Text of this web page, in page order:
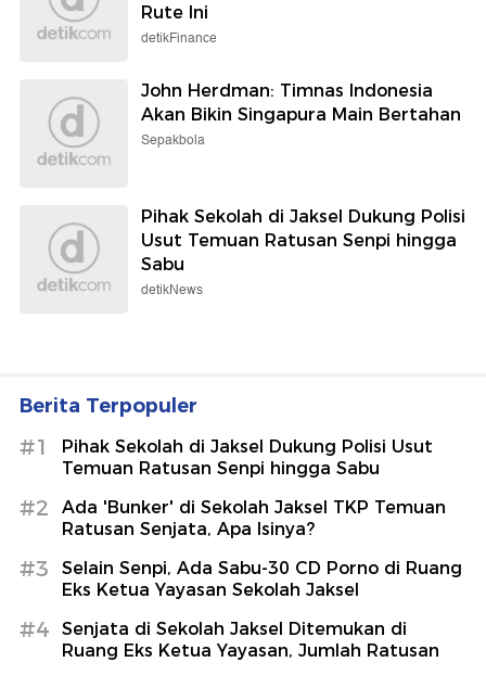
Rute Ini
detikFinance
John Herdman: Timnas Indonesia
Akan Bikin Singapura Main Bertahan
Sepakbola
Pihak Sekolah di Jaksel Dukung Polisi
Usut Temuan Ratusan Senpi hingga
Sabu
detikNews
Berita Terpopuler
#1
Pihak Sekolah di Jaksel Dukung Polisi Usut
Temuan Ratusan Senpi hingga Sabu
#2
Ada 'Bunker' di Sekolah Jaksel TKP Temuan
Ratusan Senjata, Apa Isinya?
#3
Selain Senpi, Ada Sabu-30 CD Porno di Ruang
Eks Ketua Yayasan Sekolah Jaksel
#4
Senjata di Sekolah Jaksel Ditemukan di
Ruang Eks Ketua Yayasan, Jumlah Ratusan